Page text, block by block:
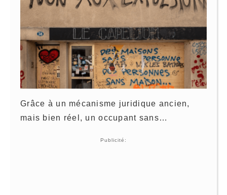
Grâce à un mécanisme juridique ancien,
mais bien réel, un occupant sans…
Publicité: